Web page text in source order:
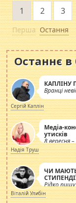
Перша
1 2 3
Остання
Останнє в
КАПЛІНУ
Вранці
Сергій Каплін
Медіа-
утисків
8 вересня
Надія Труш
ЧИ
Рідко
просто
навколо
Віталій Улибін